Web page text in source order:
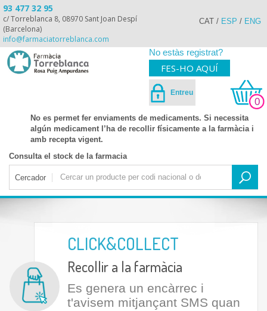
93 477 32 95
c/ Torreblanca 8, 08970 Sant Joan Despí
(Barcelona)
info@farmaciatorreblanca.com
CAT / ESP / ENG
No estàs registrat?
FES-HO AQUÍ
Entreu
0
No es permet fer enviaments de medicaments. Si necessita
algún medicament l’ha de recollir físicamente a la farmàcia i
amb recepta vigent.
Consulta el stock de la farmacia
Cercador
CLICK&COLLECT
Recollir a la farmàcia
Es genera un encàrrec i
t'avisem mitjançant SMS quan